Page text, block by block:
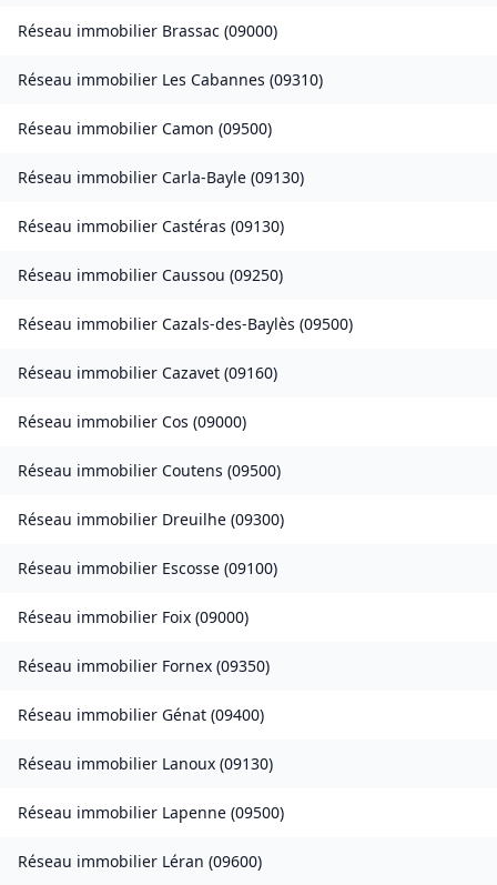
Réseau immobilier Brassac (09000)
Réseau immobilier Les Cabannes (09310)
Réseau immobilier Camon (09500)
Réseau immobilier Carla-Bayle (09130)
Réseau immobilier Castéras (09130)
Réseau immobilier Caussou (09250)
Réseau immobilier Cazals-des-Baylès (09500)
Réseau immobilier Cazavet (09160)
Réseau immobilier Cos (09000)
Réseau immobilier Coutens (09500)
Réseau immobilier Dreuilhe (09300)
Réseau immobilier Escosse (09100)
Réseau immobilier Foix (09000)
Réseau immobilier Fornex (09350)
Réseau immobilier Génat (09400)
Réseau immobilier Lanoux (09130)
Réseau immobilier Lapenne (09500)
Réseau immobilier Léran (09600)